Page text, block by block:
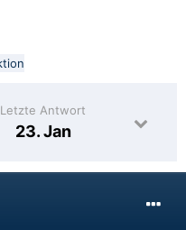
Letzte Antwort
23. Jan